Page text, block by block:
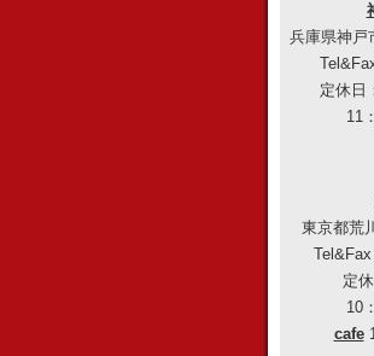
兵庫県神戸
定休日
11
東京都荒
定
10
cafe